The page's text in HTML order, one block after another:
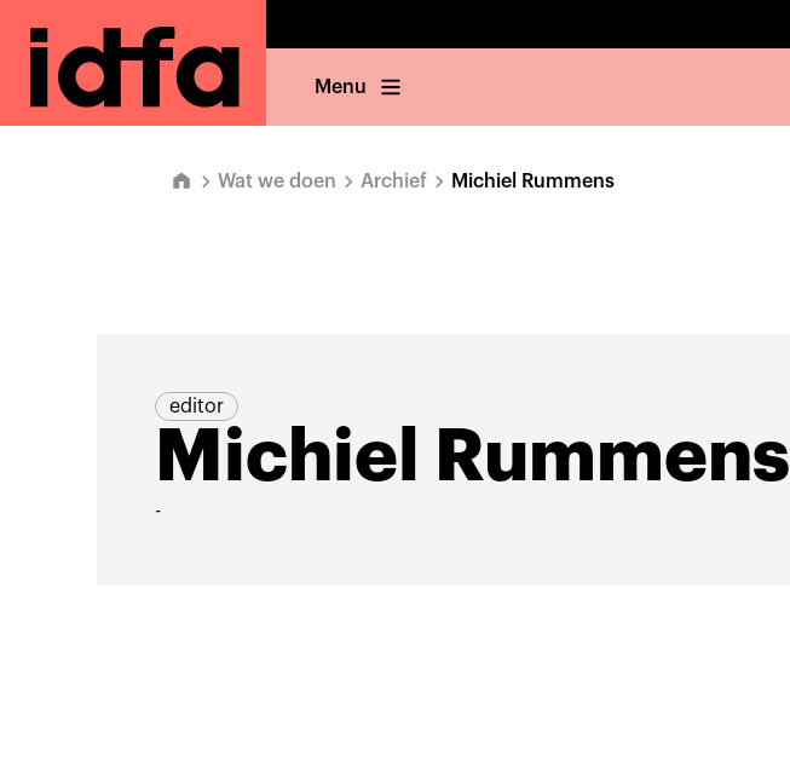
Menu
Wat we doen Archief Michiel Rummens
editor
Michiel Rummens
-